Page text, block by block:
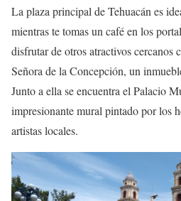
La plaza principal de Tehuacán es
mientras te tomas un café en los
disfrutar de otros atractivos cercanos
Señora de la Concepción, un
Junto a ella se encuentra el Palacio
impresionante mural pintado por los
artistas locales.